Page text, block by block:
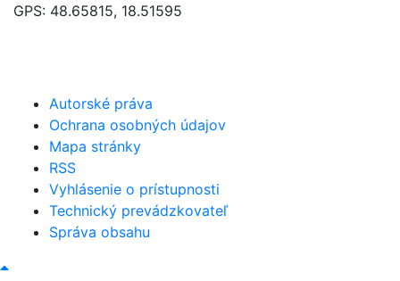
GPS: 48.65815, 18.51595
Autorské práva
Ochrana osobných údajov
Mapa stránky
RSS
Vyhlásenie o prístupnosti
Technický prevádzkovateľ
Správa obsahu